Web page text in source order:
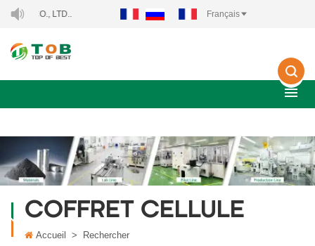
CO., LTD.. Français
COFFRET CELLULE
Accueil > Rechercher